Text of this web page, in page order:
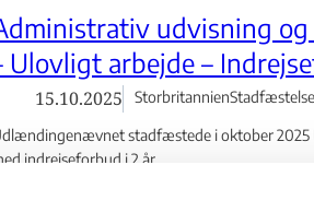
udvisning
Ulovligt arbejde –
15.10.2025 StorbritannienStadfæstelse
stadfæstede i oktober 2025
indrejseforbud i 2 år